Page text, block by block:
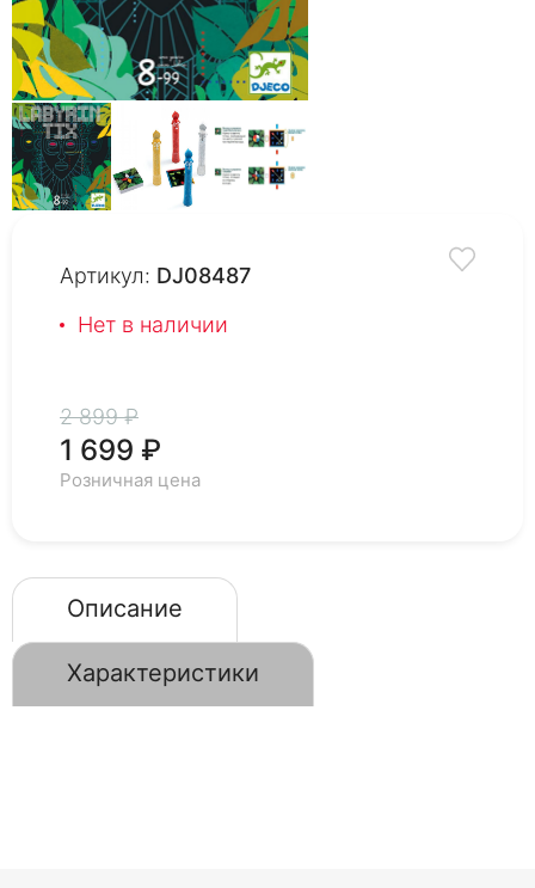
Артикул: DJ08487
Нет в наличии
2 899 ₽
1 699 ₽
Розничная цена
Описание
Характеристики